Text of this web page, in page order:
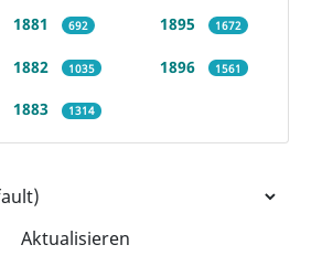
1881 692
1882 1035
1883 1314
1895 1672
1896 1561
Aktualisieren